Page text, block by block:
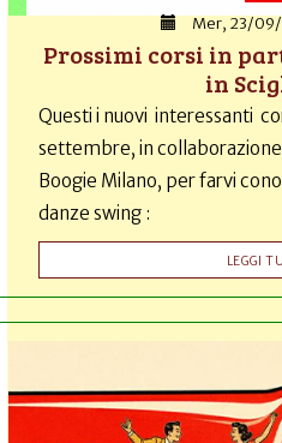
Mer, 23/
Prossimi corsi in
in
Questi i nuovi interessanti
settembre, in collaborazione
Boogie Milano, per farvi
danze swing :
LEGGI